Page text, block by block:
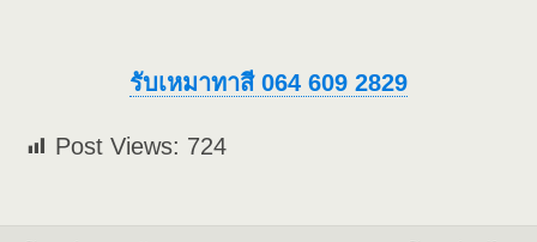
รับเหมาทาสี 064 609 2829
Post Views: 724